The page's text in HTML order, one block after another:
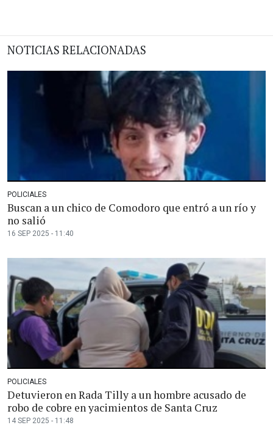
NOTICIAS RELACIONADAS
POLICIALES
Buscan a un chico de Comodoro que entró a un río y
no salió
16 SEP 2025 - 11:40
POLICIALES
Detuvieron en Rada Tilly a un hombre acusado de
robo de cobre en yacimientos de Santa Cruz
14 SEP 2025 - 11:48